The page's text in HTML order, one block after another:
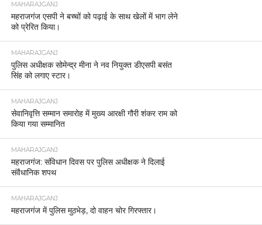
MAHARAJGANJ
महराजगंज एसपी ने बच्चों को पढ़ाई के साथ खेलों में भाग लेने
को प्रेरित किया।
MAHARAJGANJ
पुलिस अधीक्षक सोमेन्द्र मीना ने नव नियुक्त डीएसपी बसंत
सिंह को लगाए स्टार।
MAHARAJGANJ
सेवानिवृत्ति सम्मान समारोह में मुख्य आरक्षी गौरी शंकर राम को
किया गया सम्मानित
MAHARAJGANJ
महराजगंज: संविधान दिवस पर पुलिस अधीक्षक ने दिलाई
संवैधानिक शपथ
MAHARAJGANJ
महराजगंज में पुलिस मुठभेड़, दो वाहन चोर गिरफ्तार।